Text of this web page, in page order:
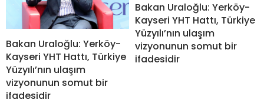
Bakan Uraloğlu: Yerköy-
Kayseri YHT Hattı, Türkiye
Yüzyılı’nın ulaşım
vizyonunun somut bir
ifadesidir
Bakan Uraloğlu: Yerköy-
Kayseri YHT Hattı, Türkiye
Yüzyılı’nın ulaşım
vizyonunun somut bir
ifadesidir